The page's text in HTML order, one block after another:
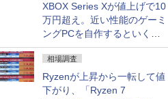
XBOX Series Xが値上げで10
万円超え。近い性能のゲーミ
ングPCを自作するといくら
になる？
相場調査
Ryzenが上昇から一転して値
下がり、「Ryzen 7